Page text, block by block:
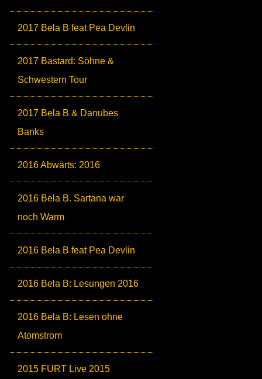
2017 Bela B feat Pea Devlin
2017 Bastard: Söhne &
Schwestern Tour
2017 Bela B & Danubes
Banks
2016 Abwärts: 2016
2016 Bela B. Sartana war
noch Warm
2016 Bela B feat Pea Devlin
2016 Bela B: Lesungen 2016
2016 Bela B: Lesen ohne
Atomstrom
2015 FURT Live 2015